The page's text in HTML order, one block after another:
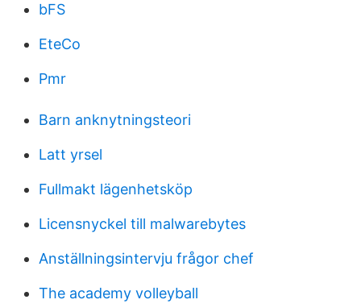
bFS
EteCo
Pmr
Barn anknytningsteori
Latt yrsel
Fullmakt lägenhetsköp
Licensnyckel till malwarebytes
Anställningsintervju frågor chef
The academy volleyball